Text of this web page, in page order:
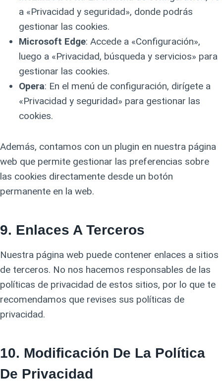
a «Privacidad y seguridad», donde podrás
gestionar las cookies.
Microsoft Edge: Accede a «Configuración»,
luego a «Privacidad, búsqueda y servicios» para
gestionar las cookies.
Opera: En el menú de configuración, dirígete a
«Privacidad y seguridad» para gestionar las
cookies.
Además, contamos con un plugin en nuestra página
web que permite gestionar las preferencias sobre
las cookies directamente desde un botón
permanente en la web.
9. Enlaces A Terceros
Nuestra página web puede contener enlaces a sitios
de terceros. No nos hacemos responsables de las
políticas de privacidad de estos sitios, por lo que te
recomendamos que revises sus políticas de
privacidad.
10. Modificación De La Política
De Privacidad